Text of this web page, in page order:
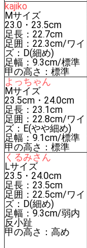
kajiko
Mサイズ
23.0・23.5cm
足長：22.7cm
足囲：22.3cm/ワイ
ズ：D(細め)
足幅：9.3cm/標準
甲の高さ：標準
よっちゃん
Mサイズ
23.5cm・24.0cm
足長：23.1cm
足囲：22.8cm/ワイ
ズ：E(やや細め)
足幅：9.1cm/標準
甲の高さ：標準
くるみさん
Lサイズ
23.5・24.0cm
足長：23.5cm
足囲：22.5cm/ワイ
ズ：D(細め)
足幅：9.3cm/弱内
反小趾
甲の高さ：高め